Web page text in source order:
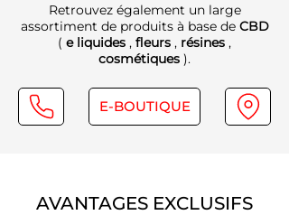
Retrouvez également un large
assortiment de produits à base de CBD
( e liquides , fleurs , résines ,
cosmétiques ).
E-BOUTIQUE
AVANTAGES EXCLUSIFS